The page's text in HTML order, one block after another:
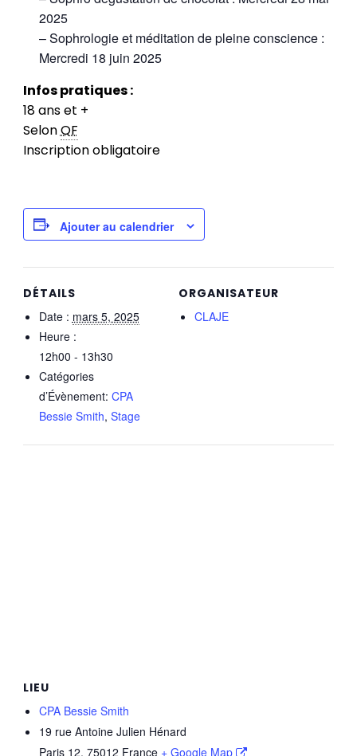
2025
– Sophrologie et méditation de pleine conscience :
Mercredi 18 juin 2025
Infos pratiques :
18 ans et +
SelonQF
Inscription obligatoire
Ajouter au calendrier
DÉTAILS
Date : mars 5, 2025
Heure :
12h00 - 13h30
Catégories
d’Évènement: CPA
Bessie Smith, Stage
ORGANISATEUR
CLAJE
LIEU
CPA Bessie Smith
19 rue Antoine Julien Hénard
Paris 12, 75012 France + Google Map